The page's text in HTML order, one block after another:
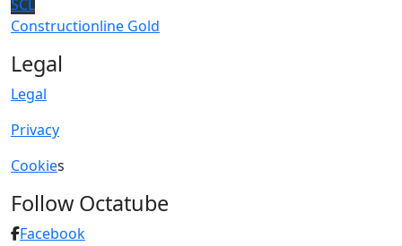
SCL
Constructionline Gold
Legal
Legal
Privacy
Cookies
Follow Octatube
Facebook